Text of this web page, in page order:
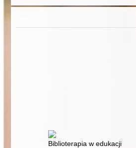
Biblioterapia w edukacji